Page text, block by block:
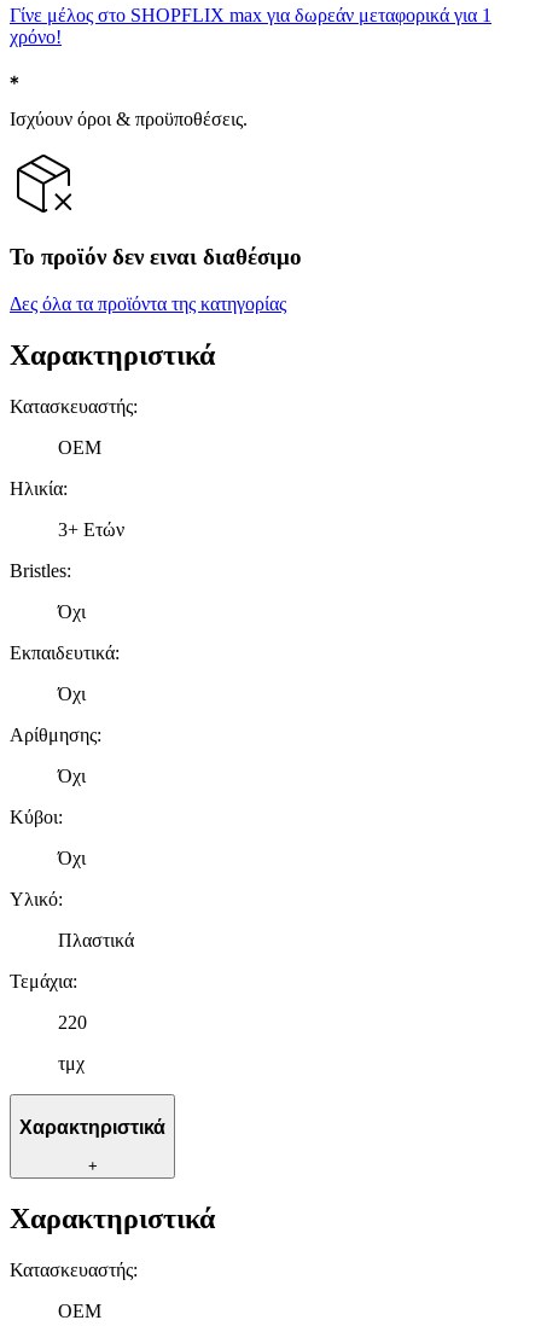
Γίνε μέλος στο SHOPFLIX max για δωρεάν μεταφορικά για 1
χρόνο!
Ισχύουν όροι & προϋποθέσεις.
Το προϊόν δεν ειναι διαθέσιμο
Δες όλα τα προϊόντα της κατηγορίας
Χαρακτηριστικά
Κατασκευαστής:
OEM
Ηλικία:
3+ Ετών
Bristles:
Όχι
Εκπαιδευτικά:
Όχι
Αρίθμησης:
Όχι
Κύβοι:
Όχι
Υλικό:
Πλαστικά
Τεμάχια:
220
τμχ
Χαρακτηριστικά
+
Χαρακτηριστικά
Κατασκευαστής:
OEM